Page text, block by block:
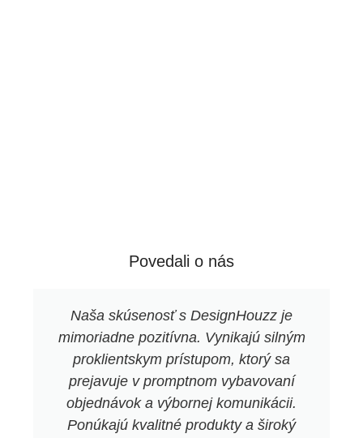
Povedali o nás
Naša skúsenosť s DesignHouzz je
mimoriadne pozitívna. Vynikajú silným
proklientskym prístupom, ktorý sa
prejavuje v promptnom vybavovaní
objednávok a výbornej komunikácii.
Ponúkajú kvalitné produkty a široký